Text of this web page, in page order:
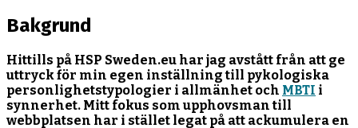
Bakgrund
Hittills på HSP Sweden.eu har jag avstått från att ge
uttryck för min egen inställning till pykologiska
personlighetstypologier i allmänhet och MBTI i
synnerhet. Mitt fokus som upphovsman till
webbplatsen har i stället legat på att ackumulera en